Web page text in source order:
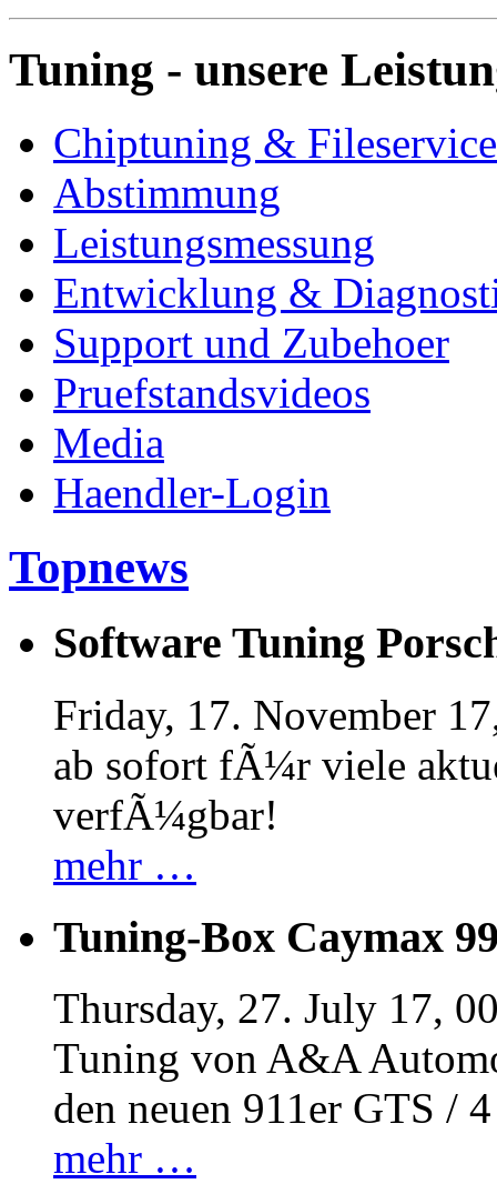
Tuning - unsere
Chiptuning & Fileservice
Abstimmung
Leistungsmessung
Entwicklung &
Support und Zubehoer
Pruefstandsvideos
Media
Haendler-Login
Topnews
Software Tuning
Friday, 17. November
ab sofort fÃ¼r viele
verfÃ¼gbar!
mehr …
Tuning-Box Caymax
Thursday, 27. July 17,
Tuning von A&A
den neuen 911er GTS /
mehr …